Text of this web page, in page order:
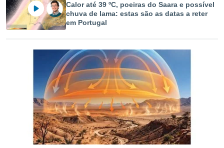
Calor até 39 ºC, poeiras do Saara e possível
chuva de lama: estas são as datas a reter
em Portugal